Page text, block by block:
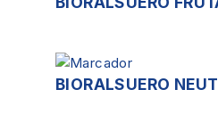
BIORALSUERO